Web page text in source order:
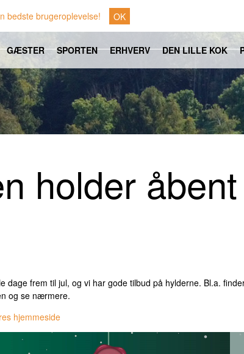
bedste brugeroplevelse! OK
GÆSTER SPORTEN ERHVERV DEN LILLE KOK
holder
dage frem til jul, og vi har gode tilbud på hylderne. Bl.a.
og se nærmere.
hjemmeside